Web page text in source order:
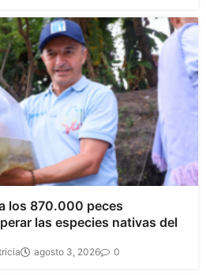
los 870.000 peces
las especies nativas del
agosto 3, 2026 0